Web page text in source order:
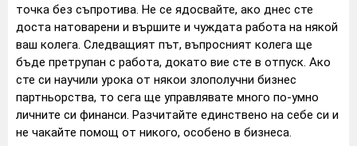
точка без съпротива. Не се ядосвайте, ако днес сте
доста натоварени и вършите и чуждата работа на някой
ваш колега. Следващият път, въпросният колега ще
бъде претрупан с работа, докато вие сте в отпуск. Ако
сте си научили урока от някои злополучни бизнес
партньорства, то сега ще управлявате много по-умно
личните си финанси. Разчитайте единствено на себе си и
не чакайте помощ от никого, особено в бизнеса.